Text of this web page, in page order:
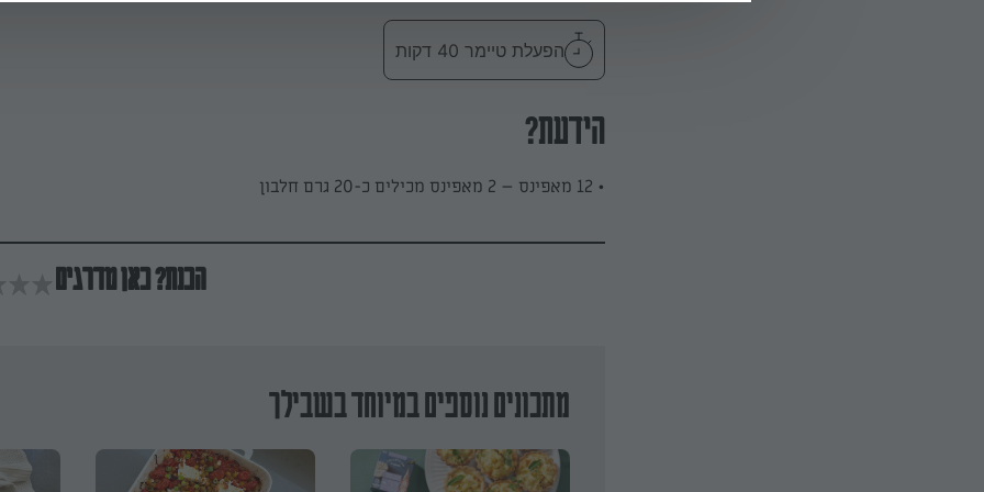
הפעלת טיימר 40 דקות
הידעת?
• 12 מאפינס – 2 מאפינס מכילים כ-20 גרם חלבון
הכנת? כאן מדרגים
מתכונים נוספים במיוחד בשבילך